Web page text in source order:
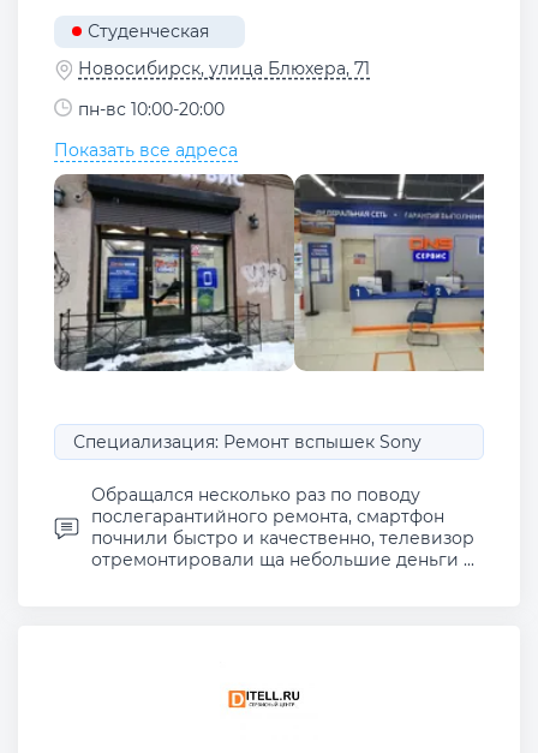
Студенческая
Новосибирск, улица Блюхера, 71
пн-вс 10:00-20:00
Показать все адреса
Специализация: Ремонт вспышек Sony
Обращался несколько раз по поводу
послегарантийного ремонта, смартфон
почнили быстро и качественно, телевизор
отремонтировали ща небольшие деньги ...